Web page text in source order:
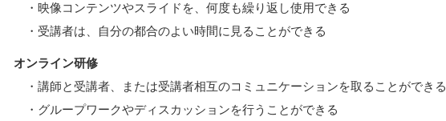
映像コンテンツやスライドを、何度も繰り返し使用できる
受講者は、自分の都合のよい時間に見ることができる
オンライン研修
講師と受講者、または受講者相互のコミュニケーションを取ることができる
グループワークやディスカッションを行うことができる